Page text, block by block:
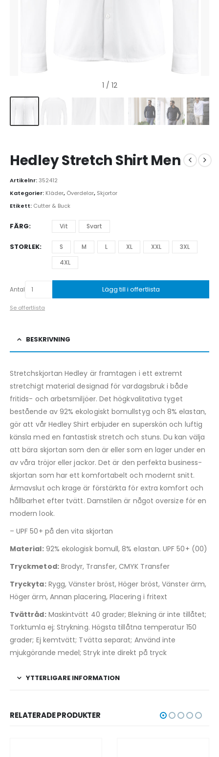
1 / 12
Hedley Stretch Shirt Men
Artikelnr:352412
Kategorier: Kläder, Överdelar, Skjortor
Etikett: Cutter & Buck
FÄRG Vit Svart
STORLEK S M L XL XXL
3XL
4XL
Antal Lägg till i offertlista
Se offertlista
BESKRIVNING
Stretchskjortan Hedley är framtagen i ett extremt
stretchigt material designad för vardagsbruk i både
fritids- och arbetsmiljöer. Det högkvalitativa tyget
bestående av 92% ekologiskt bomullstyg och 8% elastan,
gör att vår Hedley Shirt erbjuder en superskön och luftig
känsla med en fantastisk stretch och stuns. Du kan välja
att bära skjortan som den är eller som en lager under en
av våra tröjor eller jackor. Det är den perfekta business-
skjortan som har ett komfortabelt och modernt snitt.
Ärmavslut och krage är förstärkta för extra komfort och
hållbarhet efter tvätt. Damstilen är något oversize för en
modern look.
– UPF 50+ på den vita skjortan
Material:92% ekologisk bomull, 8% elastan. UPF 50+ (00)
Tryckmetod:Brodyr, Transfer, CMYK Transfer
Tryckyta:Rygg, Vänster bröst, Höger bröst, Vänster ärm,
Höger ärm, Annan placering, Placering i fritext
Tvättråd:Maskintvätt 40 grader; Blekning är inte tillåtet;
Torktumla ej; Strykning. Högsta tillåtna temperatur 150
grader; Ej kemtvätt; Tvätta separat; Använd inte
mjukgörande medel; Stryk inte direkt på tryck
YTTERLIGARE INFORMATION
RELATERADE PRODUKTER